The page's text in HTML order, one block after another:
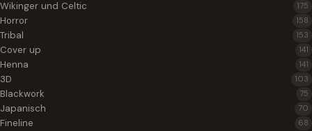
Wikinger und Celtic 175
Horror 158
Tribal 153
Cover up 141
Henna 141
3D 103
Blackwork 75
Japanisch 70
Fineline 68